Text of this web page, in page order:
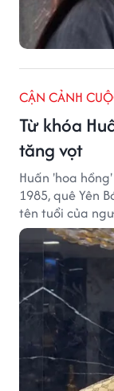
CẬN CẢNH
Từ khóa
tăng vọt
Huấn 'hoa
1985, quê Yên
tên tuổi của
vọt.